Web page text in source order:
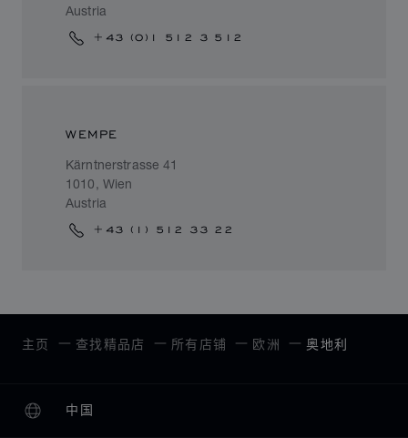
Austria
+43 (0)1 512 3 512
WEMPE
Kärntnerstrasse 41
1010, Wien
Austria
+43 (1) 512 33 22
主页 查找精品店 所有店铺 欧洲 奥地利
中国
本地化（更改国家/地区）
更改国家/地区